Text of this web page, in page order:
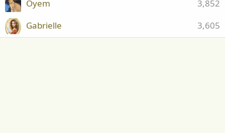
3,852
Oyem
3,605
Gabrielle